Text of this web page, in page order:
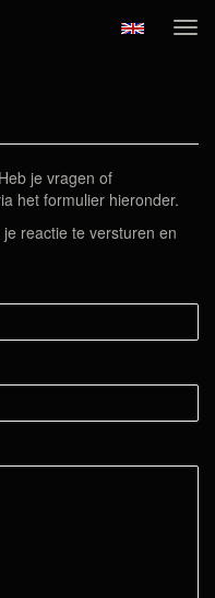
je vragen of
het formulier hieronder.
reactie te versturen en